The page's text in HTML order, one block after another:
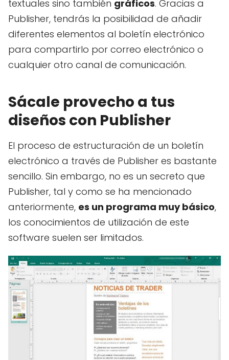
textuales sino también gráficos. Gracias a
Publisher, tendrás la posibilidad de añadir
diferentes elementos al boletín electrónico
para compartirlo por correo electrónico o
cualquier otro canal de comunicación.
Sácale provecho a tus
diseños con Publisher
El proceso de estructuración de un boletín
electrónico a través de Publisher es bastante
sencillo. Sin embargo, no es un secreto que
Publisher, tal y como se ha mencionado
anteriormente, es un programa muy básico,
los conocimientos de utilización de este
software suelen ser limitados.